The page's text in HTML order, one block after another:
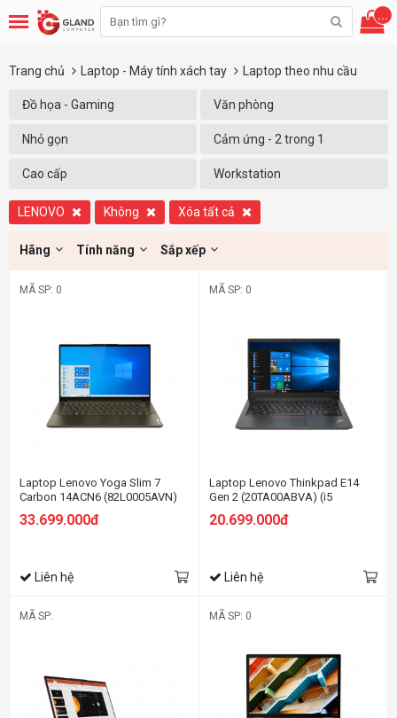
...
Trang chủ Laptop - Máy tính xách tay Laptop theo nhu cầu
Đồ họa - Gaming Văn phòng
Nhỏ gọn Cảm ứng - 2 trong 1
Cao cấp Workstation
LENOVO Không Xóa tất cả
Hãng Tính năng Sắp xếp
MÃ SP: 0
Laptop Lenovo Yoga Slim 7
Carbon 14ACN6 (82L0005AVN)
SSD/14 2.8K/Win11/Xám)
33.699.000đ
Liên hệ
MÃ SP: 0
Laptop Lenovo Thinkpad E14
Gen 2 (20TA00ABVA) (i5
SSD/14 FHD/Non OS/Đen)
20.699.000đ
Liên hệ
MÃ SP: MÃ SP: 0